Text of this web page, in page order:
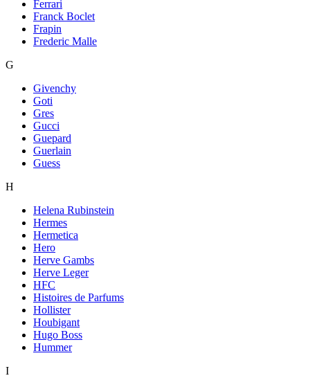
Ferrari
Franck Boclet
Frapin
Frederic Malle
G
Givenchy
Goti
Gres
Gucci
Guepard
Guerlain
Guess
H
Helena Rubinstein
Hermes
Hermetica
Hero
Herve Gambs
Herve Leger
HFC
Histoires de Parfums
Hollister
Houbigant
Hugo Boss
Hummer
I